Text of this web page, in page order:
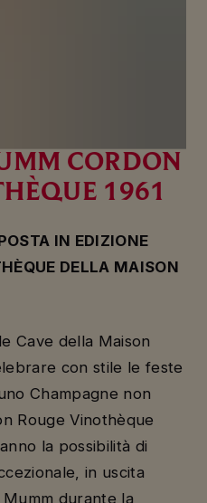
CORDON
1961
IN EDIZIONE
DELLA MAISON
Cave della Maison
con stile le feste
Champagne non
Rouge Vinothèque
la possibilità di
in uscita
Mumm durante la